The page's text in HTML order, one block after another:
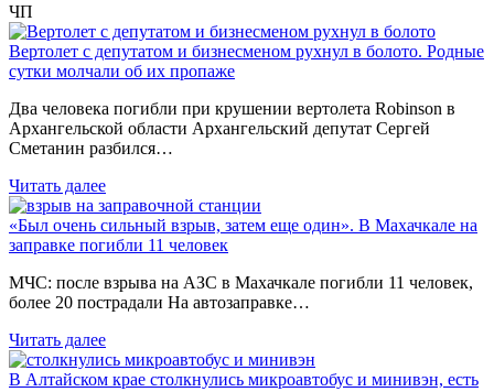
ЧП
Вертолет с депутатом и бизнесменом рухнул в болото. Родные
сутки молчали об их пропаже
Два человека погибли при крушении вертолета Robinson в
Архангельской области Архангельский депутат Сергей
Сметанин разбился…
Читать далее
«Был очень сильный взрыв, затем еще один». В Махачкале на
заправке погибли 11 человек
МЧС: после взрыва на АЗС в Махачкале погибли 11 человек,
более 20 пострадали На автозаправке…
Читать далее
В Алтайском крае столкнулись микроавтобус и минивэн, есть